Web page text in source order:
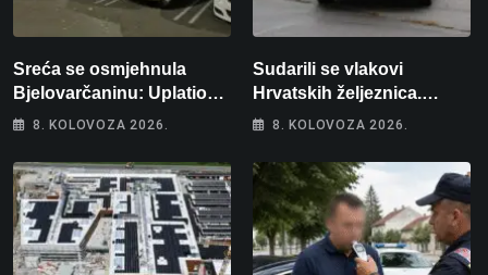
Sreća se osmjehnula
Bjelovarčaninu: Uplatio
samo 4 eura, a osvojio
8. KOLOVOZA 2026.
Sudarili se vlakovi
Hrvatskih željeznica.
Šestero osoba teško
intenzivnoj
8. KOLOVOZA 2026.